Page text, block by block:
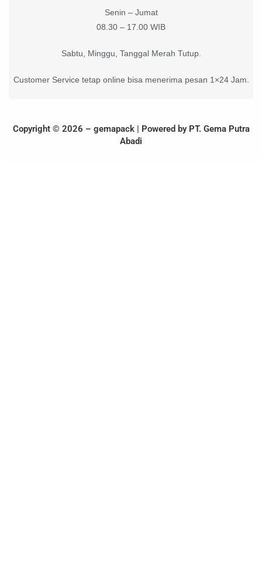
Senin – Jumat
08.30 – 17.00 WIB
Sabtu, Minggu, Tanggal Merah Tutup.
Customer Service tetap online bisa menerima pesan 1×24 Jam.
Copyright © 2026 – gemapack | Powered by PT. Gema Putra
Abadi